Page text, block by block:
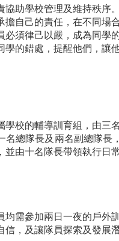
協助學校管理及維持秩序
擔自己的責任，在不同場
必須律己以嚴，成為同學
學的錯處，提醒他們，讓
學校的輔導訓育組，由三
名總隊長及兩名副總隊長
並由十名隊長帶領執行日常
均需參加兩日一夜的戶外
信，及讓隊員探索及發展潛